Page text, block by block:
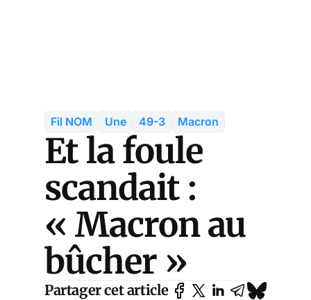
Fil NOM Une 49-3 Macron
Et la foule
scandait :
« Macron au
bûcher »
Partager cet article